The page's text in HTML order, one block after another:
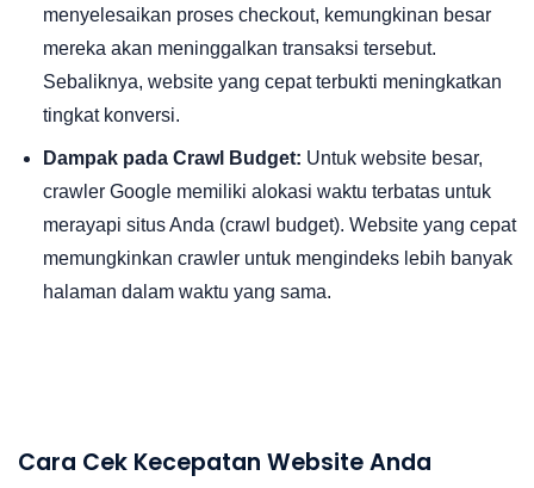
menyelesaikan proses checkout, kemungkinan besar
mereka akan meninggalkan transaksi tersebut.
Sebaliknya, website yang cepat terbukti meningkatkan
tingkat konversi.
Dampak pada Crawl Budget: Untuk website besar,
crawler Google memiliki alokasi waktu terbatas untuk
merayapi situs Anda (crawl budget). Website yang cepat
memungkinkan crawler untuk mengindeks lebih banyak
halaman dalam waktu yang sama.
Cara Cek Kecepatan Website Anda